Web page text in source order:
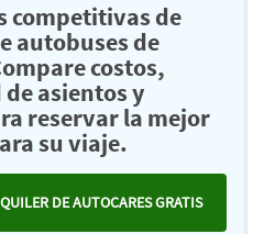
competitivas de
autobuses de
costos,
asientos y
reservar la mejor
su viaje.
DE AUTOCARES GRATIS